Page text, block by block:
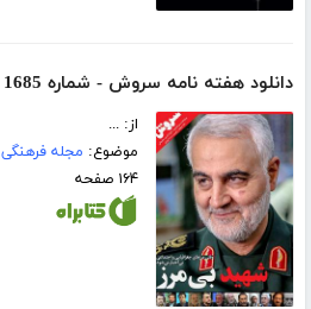
دانلود هفته نامه سروش - شماره 1685 - بهمن 1398
از: ...
موضوع: مجله فرهنگی
۱۶۴ صفحه